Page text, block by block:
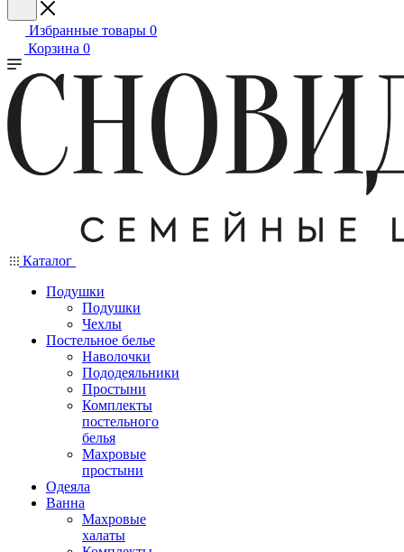
Избранные товары 0
Корзина 0
Каталог
Подушки
Подушки
Чехлы
Постельное белье
Наволочки
Пододеяльники
Простыни
Комплекты
постельного
белья
Махровые
простыни
Одеяла
Ванна
Махровые
халаты